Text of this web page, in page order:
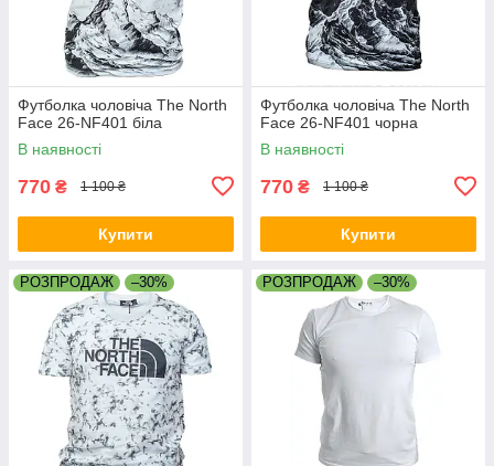
Футболка чоловіча The North
Face 26-NF401 біла
В наявності
770 ₴ 1 100 ₴
Купити
Футболка чоловіча The North
Face 26-NF401 чорна
В наявності
770 ₴ 1 100 ₴
Купити
РОЗПРОДАЖ –30% РОЗПРОДАЖ –30%